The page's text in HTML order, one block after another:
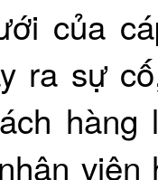
của
ra sự
viên